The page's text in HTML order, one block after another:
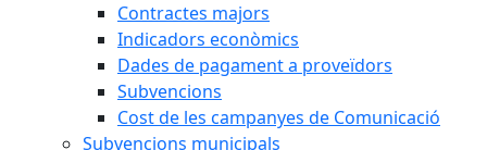
Contractes majors
Indicadors econòmics
Dades de pagament a proveïdors
Subvencions
Cost de les campanyes de Comunicació
Subvencions municipals